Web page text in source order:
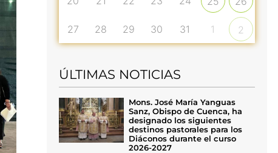
27 28 29 30 31 1 2
ÚLTIMAS NOTICIAS
Mons. José María Yanguas
Sanz, Obispo de Cuenca, ha
designado los siguientes
destinos pastorales para los
Diáconos durante el curso
2026-2027